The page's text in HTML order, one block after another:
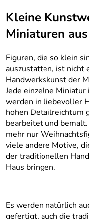
Kleine
Miniaturen
Figuren, die so klein
auszustatten, ist nicht
Handwerkskunst der
Jede einzelne
werden in liebevoller
hohen Detailreichtum
bearbeitet und
mehr nur
viele andere Motive,
der traditionellen
Haus bringen.
Es werden natürlich
gefertigt, auch die